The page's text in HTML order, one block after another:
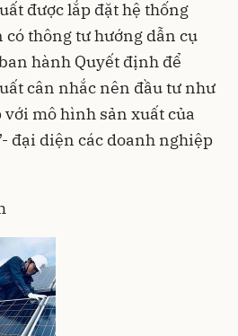
được lắp đặt hệ thống
thông tư hướng dẫn cụ
hành Quyết định để
cân nhắc nên đầu tư như
với mô hình sản xuất của
đại diện các doanh nghiệp